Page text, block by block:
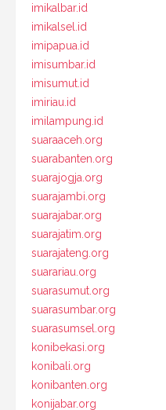
imikalbar.id
imikalsel.id
imipapua.id
imisumbar.id
imisumut.id
imiriau.id
imilampung.id
suaraaceh.org
suarabanten.org
suarajogja.org
suarajambi.org
suarajabar.org
suarajatim.org
suarajateng.org
suarariau.org
suarasumut.org
suarasumbar.org
suarasumsel.org
konibekasi.org
konibali.org
konibanten.org
konijabar.org